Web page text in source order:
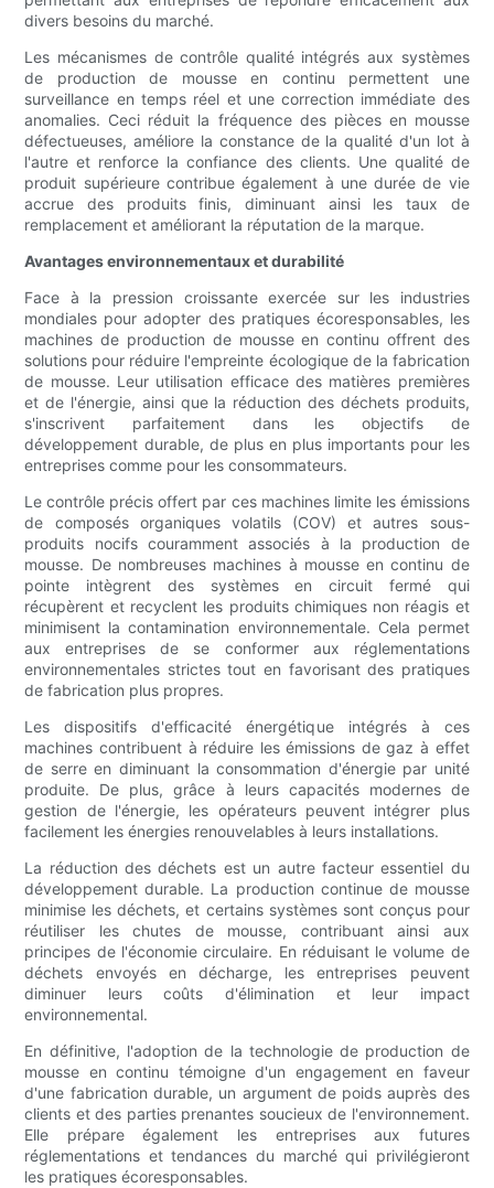
divers besoins du marché.
Les mécanismes de contrôle qualité intégrés aux systèmes
de production de mousse en continu permettent une
surveillance en temps réel et une correction immédiate des
anomalies. Ceci réduit la fréquence des pièces en mousse
défectueuses, améliore la constance de la qualité d'un lot à
l'autre et renforce la confiance des clients. Une qualité de
produit supérieure contribue également à une durée de vie
accrue des produits finis, diminuant ainsi les taux de
remplacement et améliorant la réputation de la marque.
Avantages environnementaux et durabilité
Face à la pression croissante exercée sur les industries
mondiales pour adopter des pratiques écoresponsables, les
machines de production de mousse en continu offrent des
solutions pour réduire l'empreinte écologique de la fabrication
de mousse. Leur utilisation efficace des matières premières
et de l'énergie, ainsi que la réduction des déchets produits,
s'inscrivent parfaitement dans les objectifs de
développement durable, de plus en plus importants pour les
entreprises comme pour les consommateurs.
Le contrôle précis offert par ces machines limite les émissions
de composés organiques volatils (COV) et autres sous-
produits nocifs couramment associés à la production de
mousse. De nombreuses machines à mousse en continu de
pointe intègrent des systèmes en circuit fermé qui
récupèrent et recyclent les produits chimiques non réagis et
minimisent la contamination environnementale. Cela permet
aux entreprises de se conformer aux réglementations
environnementales strictes tout en favorisant des pratiques
de fabrication plus propres.
Les dispositifs d'efficacité énergétique intégrés à ces
machines contribuent à réduire les émissions de gaz à effet
de serre en diminuant la consommation d'énergie par unité
produite. De plus, grâce à leurs capacités modernes de
gestion de l'énergie, les opérateurs peuvent intégrer plus
facilement les énergies renouvelables à leurs installations.
La réduction des déchets est un autre facteur essentiel du
développement durable. La production continue de mousse
minimise les déchets, et certains systèmes sont conçus pour
réutiliser les chutes de mousse, contribuant ainsi aux
principes de l'économie circulaire. En réduisant le volume de
déchets envoyés en décharge, les entreprises peuvent
diminuer leurs coûts d'élimination et leur impact
environnemental.
En définitive, l'adoption de la technologie de production de
mousse en continu témoigne d'un engagement en faveur
d'une fabrication durable, un argument de poids auprès des
clients et des parties prenantes soucieux de l'environnement.
Elle prépare également les entreprises aux futures
réglementations et tendances du marché qui privilégieront
les pratiques écoresponsables.